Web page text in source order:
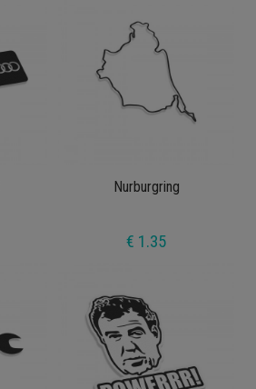
Nurburgring
€ 1.35